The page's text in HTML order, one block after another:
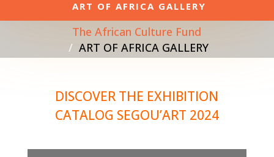
ART OF AFRICA GALLERY
The African Culture Fund
ART OF AFRICA GALLERY
DISCOVER THE EXHIBITION
CATALOG SEGOU’ART 2024